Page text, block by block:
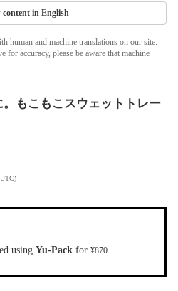
content in English
human and machine translations on our site.
accuracy, please be aware that machine
もこもこスウェットトレー
)
using Yu-Pack for ¥870.